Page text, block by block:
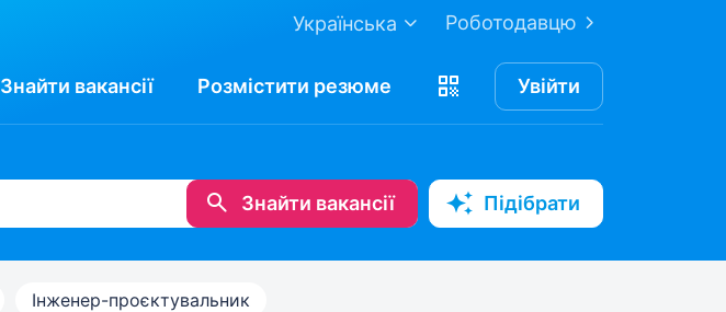
Роботодавцю
Українська
Знайти вакансії Розмістити резюме Увійти
Знайти вакансії Підібрати
Інженер-проєктувальник